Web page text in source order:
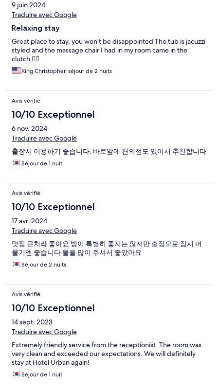
9 juin 2024
Traduire avec Google
Relaxing stay
Great place to stay, you won't be disappointed The tub is jacuzzi
styled and the massage chair I had in my room came in the
clutch 😮‍💨
King Christopher, séjour de 2 nuits
Avis vérifié
10/10 Exceptionnel
6 nov. 2024
Traduire avec Google
출장시 이용하기 좋습니다. 바로앞에 편의점도 있어서 추천합니다
Séjour de 1 nuit
Avis vérifié
10/10 Exceptionnel
17 avr. 2024
Traduire avec Google
맛집 근처라 좋아요 방이 특별히 좋지는 않지만 출장으로 잠시 머
물기엔 좋습니다 물을 많이 주셔서 좋았아요
Séjour de 2 nuits
Avis vérifié
10/10 Exceptionnel
14 sept. 2023
Traduire avec Google
Extremely friendly service from the receptionist. The room was
very clean and exceeded our expectations. We will definitely
stay at Hotel Urban again!
Séjour de 1 nuit